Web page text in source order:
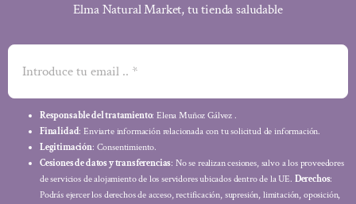
Elma Natural Market, tu tienda saludable
Responsable del tratamiento: Elena Muñoz Gálvez .
Finalidad: Enviarte información relacionada con tu solicitud de información.
Legitimación: Consentimiento.
Cesiones de datos y transferencias: No se realizan cesiones, salvo a los proveedores
de servicios de alojamiento de los servidores ubicados dentro de la UE. Derechos:
Podrás ejercer los derechos de acceso, rectificación, supresión, limitación, oposición,